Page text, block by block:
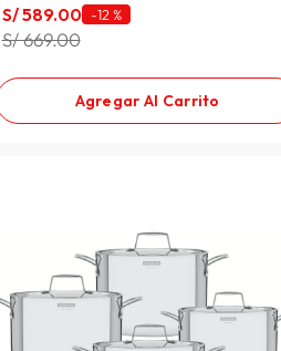
S/589.00 -12 %
S/ 669.00
Agregar Al Carrito